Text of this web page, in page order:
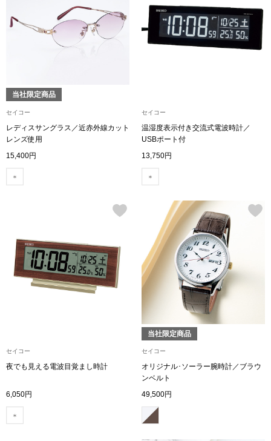
すべて見る
／チュニック
ハンドバッグ
クラッチバッグ
リュック･バッ
ボストンバッグ
スーツケース
その他
当社限定商品
セイコー
レディスサングラス／近赤外線カット
レンズ使用
15,400円
セイコー
温湿度表示付き交流式電波時計／
USBポート付
13,750円
セイコー
夜でも見える電波目覚まし時計
6,050円
当社限定商品
セイコー
オリジナル･ソーラー腕時計／ブラウ
ンベルト
49,500円